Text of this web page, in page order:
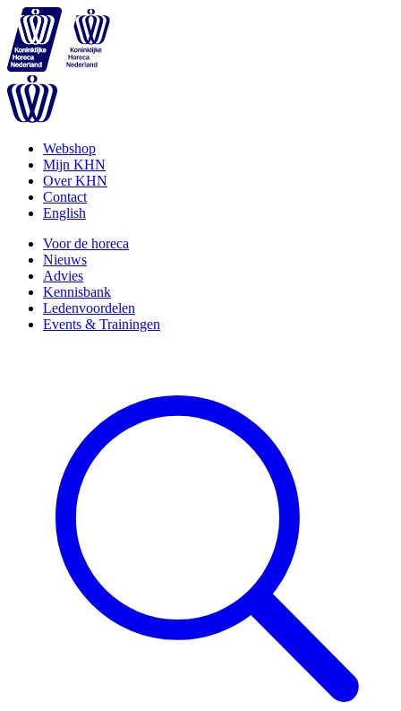
Webshop
Mijn KHN
Over KHN
Contact
English
Voor de horeca
Nieuws
Advies
Kennisbank
Ledenvoordelen
Events & Trainingen